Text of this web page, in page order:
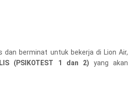
berminat untuk bekerja di Lion Air,
(PSIKOTEST 1 dan 2) yang akan